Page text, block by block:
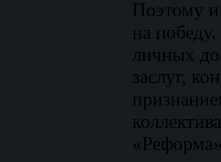
Поэтому
на
личных
заслуг,